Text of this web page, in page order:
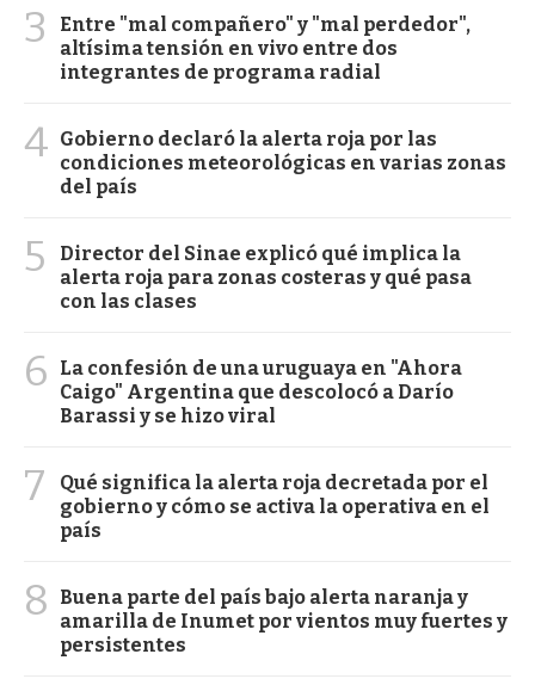
3
Entre "mal compañero" y "mal perdedor",
altísima tensión en vivo entre dos
integrantes de programa radial
4 Gobierno declaró la alerta roja por las
condiciones meteorológicas en varias zonas
del país
5
Director del Sinae explicó qué implica la
alerta roja para zonas costeras y qué pasa
con las clases
6
La confesión de una uruguaya en "Ahora
Caigo" Argentina que descolocó a Darío
Barassi y se hizo viral
7
Qué significa la alerta roja decretada por el
gobierno y cómo se activa la operativa en el
país
8
Buena parte del país bajo alerta naranja y
amarilla de Inumet por vientos muy fuertes y
persistentes